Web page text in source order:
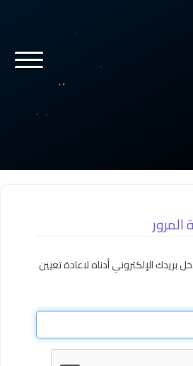
بريدك الإلكتروني أدناه لاعادة تعيين